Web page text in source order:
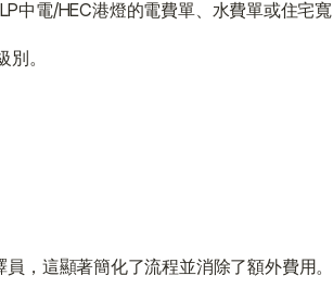
中電/HEC港燈的電費單、水費單或住宅寬
。
，這顯著簡化了流程並消除了額外費用。